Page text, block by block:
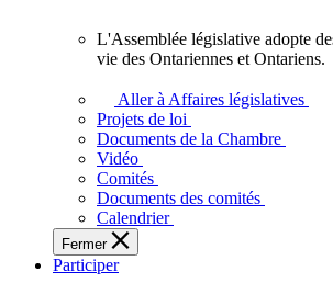
l'Ontario.
L'Assemblée
adopte
touchent
des
Ontariennes
et
L'Assemblée législative adopte
vie des Ontariennes et Ontariens.
Aller à Affaires législatives
Projets de loi
Documents de la Chambre
Vidéo
Comités
Documents des comités
Calendrier
Fermer
Participer